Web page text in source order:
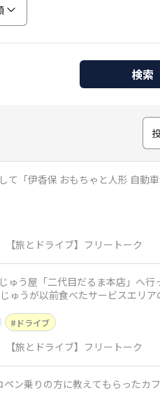
検索
て「伊香保 おもちゃと人形 自動
【旅とドライブ】フリートーク
ゅう屋「二代目だるま本店」へ
ゅうが以前食べたサービスエリ
ドライブ
【旅とドライブ】フリートーク
ペン乗りの方に教えてもらった